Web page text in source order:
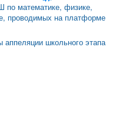
математике, физике,
проводимых на платформе
школьного этапа